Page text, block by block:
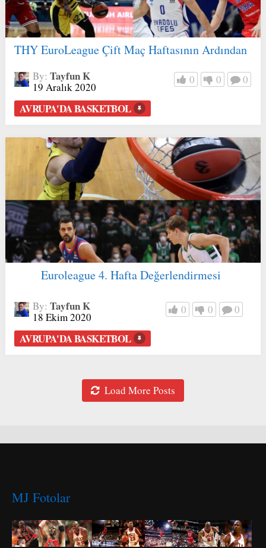
THY EuroLeague Çift Maç Haftasının Ardından
By: Tayfun K
19 Aralık 2020
0 0 0
AVRUPA'DA BASKETBOL
Euroleague 4. Hafta Değerlendirmesi
By: Tayfun K
18 Ekim 2020
0 0 0
AVRUPA'DA BASKETBOL
Load More Posts
MJ Fotolar